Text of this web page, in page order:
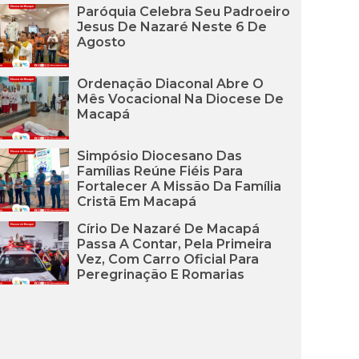
Paróquia Celebra Seu Padroeiro
Jesus De Nazaré Neste 6 De
Agosto
Ordenação Diaconal Abre O
Mês Vocacional Na Diocese De
Macapá
Simpósio Diocesano Das
Famílias Reúne Fiéis Para
Fortalecer A Missão Da Família
Cristã Em Macapá
Círio De Nazaré De Macapá
Passa A Contar, Pela Primeira
Vez, Com Carro Oficial Para
Peregrinação E Romarias